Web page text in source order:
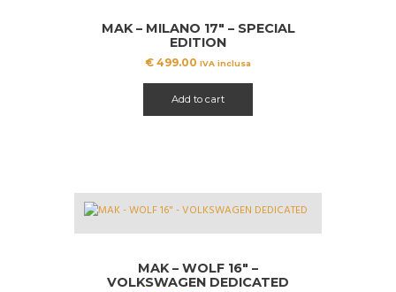
MAK – MILANO 17″ – SPECIAL
EDITION
€ 499.00 IVA inclusa
Add to cart
MAK – WOLF 16″ –
VOLKSWAGEN DEDICATED